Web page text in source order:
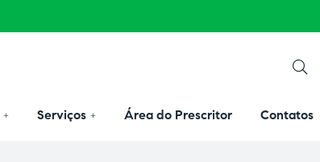
Serviços Área do Prescritor Contatos